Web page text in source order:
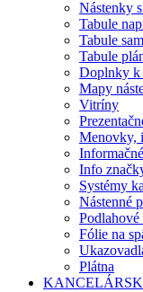
Nástenky
Tabule
Tabule
Tabule
Doplnky k
Mapy
Vitríny
Menovky,
Info
Systémy
Nástenné
Podlahové
Fólie na
Plátna